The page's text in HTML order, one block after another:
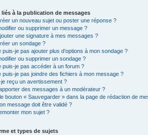
liés à la publication de messages
un nouveau sujet ou poster une réponse ?
ou supprimer un message ?
une signature à mes messages ?
un sondage ?
puis-je pas ajouter plus d’options à mon sondage ?
ou supprimer un sondage ?
puis-je pas accéder à un forum ?
puis-je pas joindre des fichiers à mon message ?
je reçu un avertissement ?
des messages à un modérateur ?
bouton « Sauvegarder » dans la page de rédaction de
message doit être validé ?
mon sujet ?
et types de sujets